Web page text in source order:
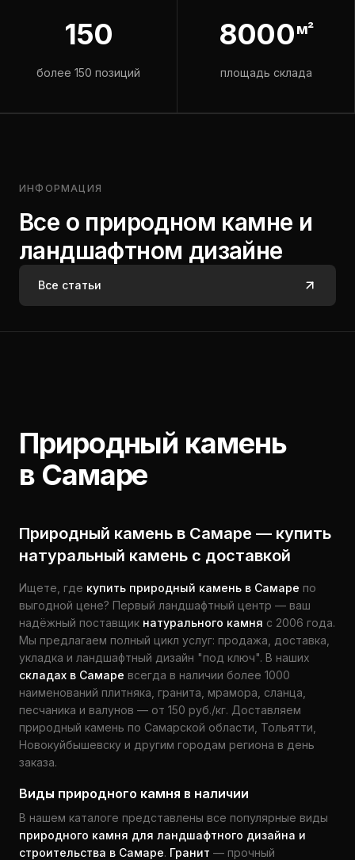
150
более 150 позиций
8000м²
площадь склада
ИНФОРМАЦИЯ
Все о природном камне и
ландшафтном дизайне
Все статьи
Природный камень
в Самаре
Природный камень в Самаре — купить
натуральный камень с доставкой
Ищете, где купить природный камень в Самаре по
выгодной цене? Первый ландшафтный центр — ваш
надёжный поставщик натурального камня с 2006 года.
Мы предлагаем полный цикл услуг: продажа, доставка,
укладка и ландшафтный дизайн "под ключ". В наших
складах в Самаре всегда в наличии более 1000
наименований плитняка, гранита, мрамора, сланца,
песчаника и валунов — от 150 руб./кг. Доставляем
природный камень по Самарской области, Тольятти,
Новокуйбышевску и другим городам региона в день
заказа.
Виды природного камня в наличии
В нашем каталоге представлены все популярные виды
природного камня для ландшафтного дизайна и
строительства в Самаре. Гранит — прочный